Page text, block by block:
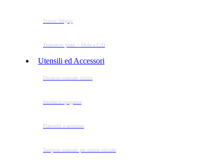
Strisce Velgrip
Troncatori piani + Mole a C/D
Utensili ed Accessori
Dosatore manuale stucco
Interfacce spugnose
Platorelli e accessori
Tamponi manuali per strisce velcrate